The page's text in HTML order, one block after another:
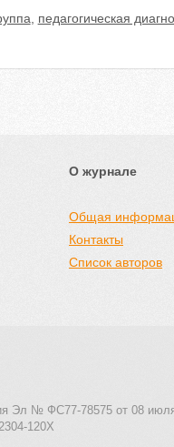
педагогическая
О журнале
Общая
Контакты
Список авторов
Эл № ФС77-78575 от 08
120X